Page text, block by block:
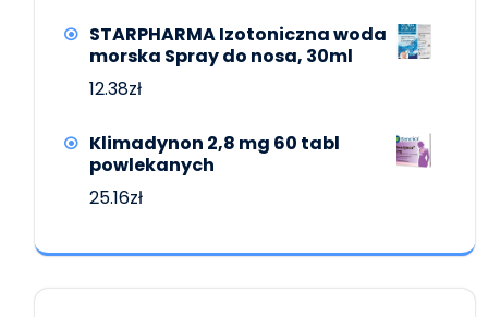
STARPHARMA Izotoniczna woda
morska Spray do nosa, 30ml
12.38zł
Klimadynon 2,8 mg 60 tabl
powlekanych
25.16zł